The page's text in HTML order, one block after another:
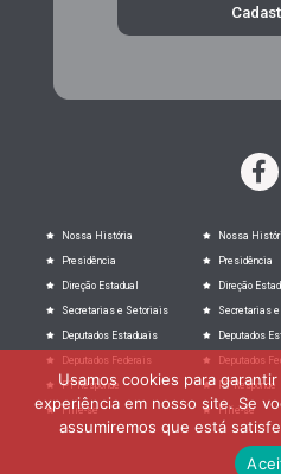
Nossa História
Presidência
Direção Estadual
Secretarias e Setoriais
Deputados Estaduais
Deputados Federais
PT Responde
Filie-se
Nossa
Presidência
Direção
Secretarias
Deputados
Deputados
PT Responde
Filie-se
Usamos cookies para
experiência em nosso site. Se
assumiremos que está